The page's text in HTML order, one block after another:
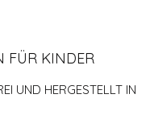
FÜR KINDER
UND HERGESTELLT IN